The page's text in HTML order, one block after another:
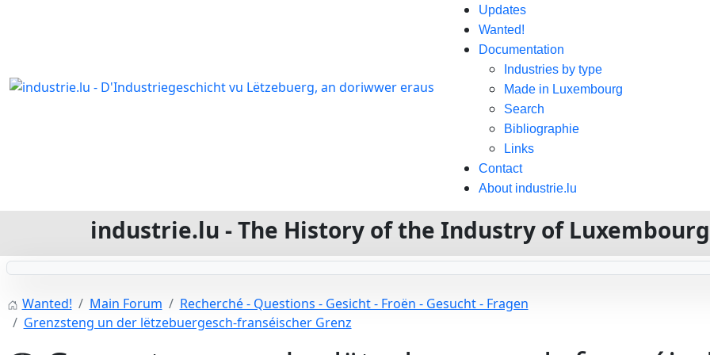
Updates
Wanted!
Documentation
Industries by type
Made in Luxembourg
Search
Bibliographie
Links
Contact
About industrie.lu
industrie.lu - The History of the Industry of
Wanted! Main Forum
Recherché - Questions - Gesicht - Froën - Gesucht - Fragen
Grenzsteng un der lëtzebuergesch-franséischer Grenz